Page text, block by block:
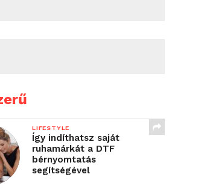
LIFESTYLE
Így indíthatsz saját
ruhamárkát a DTF
bérnyomtatás
segítségével